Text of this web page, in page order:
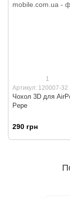
1
Артикул: 120007-32
Чохол 3D для
Pepe
290 грн